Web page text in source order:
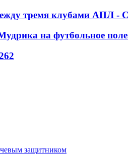
тремя клубами АПЛ
на футбольное поле